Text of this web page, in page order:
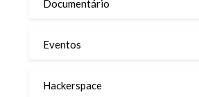
Documentário
Eventos
Hackerspace